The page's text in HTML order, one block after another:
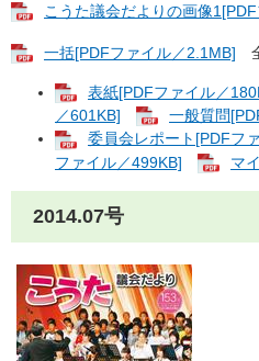
こうた議会だよりの画像
一括[PDFファイル／2.1MB]
表紙[PDFファイル／
／601KB]
一般質問
委員会レポート[PDFフ
ファイル／499KB]
マ
2014.07号